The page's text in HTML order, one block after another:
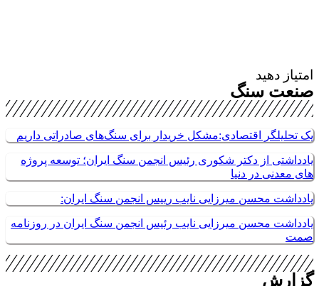
امتیاز دهید
صنعت سنگ
یک تحلیلگر اقتصادی:مشکل خریدار برای سنگ‌های صادراتی داریم
یادداشتی از دکتر شکوری رئیس انجمن سنگ ایران؛ توسعه پروژه
های معدنی در دنیا
یادداشت محسن میرزایی نایب رییس انجمن سنگ ایران:
یادداشت محسن میرزایی نایب رئیس انجمن سنگ ایران در روزنامه
صمت
گزارش